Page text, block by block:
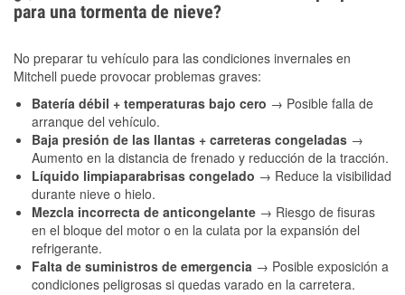
para una tormenta de nieve?
No preparar tu vehículo para las condiciones invernales en
Mitchell puede provocar problemas graves:
Batería débil + temperaturas bajo cero → Posible falla de
arranque del vehículo.
Baja presión de las llantas + carreteras congeladas →
Aumento en la distancia de frenado y reducción de la tracción.
Líquido limpiaparabrisas congelado → Reduce la visibilidad
durante nieve o hielo.
Mezcla incorrecta de anticongelante → Riesgo de fisuras
en el bloque del motor o en la culata por la expansión del
refrigerante.
Falta de suministros de emergencia → Posible exposición a
condiciones peligrosas si quedas varado en la carretera.